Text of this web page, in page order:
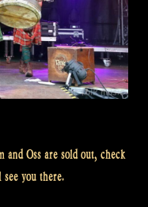
and Oss are sold out, check
you there.